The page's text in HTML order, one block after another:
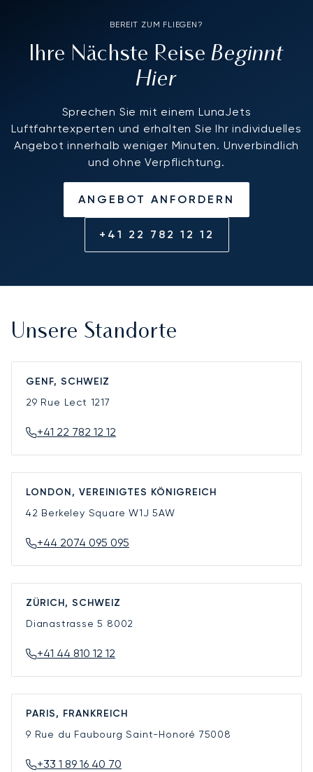
BEREIT ZUM FLIEGEN?
Ihre Nächste ReiseBeginnt
Hier
Sprechen Sie mit einem LunaJets
Luftfahrtexperten und erhalten Sie Ihr individuelles
Angebot innerhalb weniger Minuten. Unverbindlich
und ohne Verpflichtung.
ANGEBOT ANFORDERN
+41 22 782 12 12
Unsere Standorte
GENF, SCHWEIZ
29 Rue Lect 1217
+41 22 782 12 12
LONDON, VEREINIGTES KÖNIGREICH
42 Berkeley SquareW1J 5AW
+44 2074 095 095
ZÜRICH, SCHWEIZ
Dianastrasse 5 8002
+41 44 810 12 12
PARIS, FRANKREICH
9 Rue du Faubourg Saint-Honoré 75008
+33 1 89 16 40 70